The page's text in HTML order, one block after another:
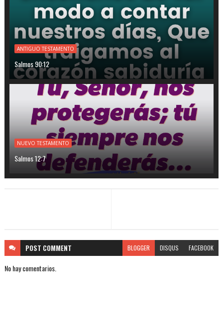
ANTIGUO TESTAMENTO
Salmos 90:12
NUEVO TESTAMENTO
Salmos 12:7
POST COMMENT BLOGGER DISQUS FACEBOOK
No hay comentarios.